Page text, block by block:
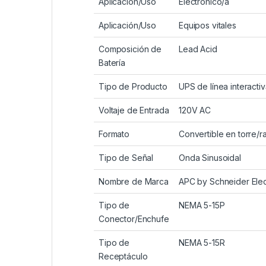
Aplicación/Uso Equipos vitales
Composición de
Batería
Lead Acid
Tipo de Producto UPS de línea
Voltaje de Entrada 120V AC
Formato Convertible en torre/
Tipo de Señal Onda Sinusoidal
Nombre de Marca APC by Schneider
Tipo de
Conector/Enchufe
NEMA 5-15P
Tipo de
Receptáculo
NEMA 5-15R